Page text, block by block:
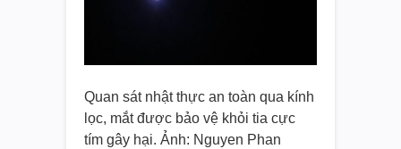
Quan sát nhật thực an toàn qua kính
lọc, mắt được bảo vệ khỏi tia cực
tím gây hại. Ảnh: Nguyen Phan